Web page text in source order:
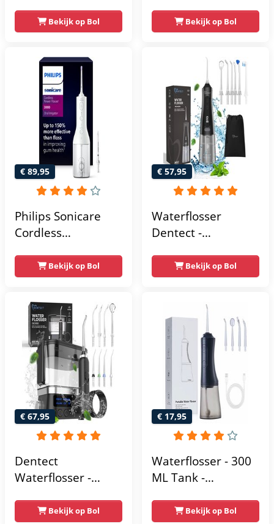
4 opzetstukken –
PREMIUM Water
flosser Draadloos –
Midnight Edition –
Flosapparaat
Bekijk op Bol
Powerflosser -
Waterflosser -
Bekijk op Bol
€ 89,95
Philips Sonicare
Cordless
3000 - Waterflosser
- Wit - HX3826/31
Bekijk op Bol
€ 57,95
Waterflosser
Dentect -
Monddouche -
Tongschraper -
Flosapparaat - 9
standen - Tandplak
verwijderaar -
Extra
Opzetstukken -
Tongreiniger -
Beugel
schoonmaken -
verwijderen -
Bekijk op Bol
€ 67,95
Dentect
Waterflosser -
Monddouche -
Bekijk op Bol
€ 17,95
Waterflosser - 300
ML Tank -
Water Flosser -
Bekijk op Bol